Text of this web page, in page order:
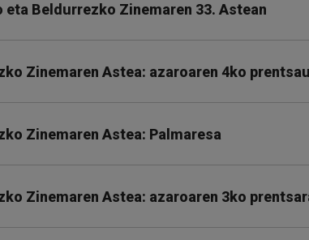
Beldurrezko Zinemaren 33. Astean
Zinemaren Astea: azaroaren 4ko
Zinemaren Astea: Palmaresa
Zinemaren Astea: azaroaren 3ko